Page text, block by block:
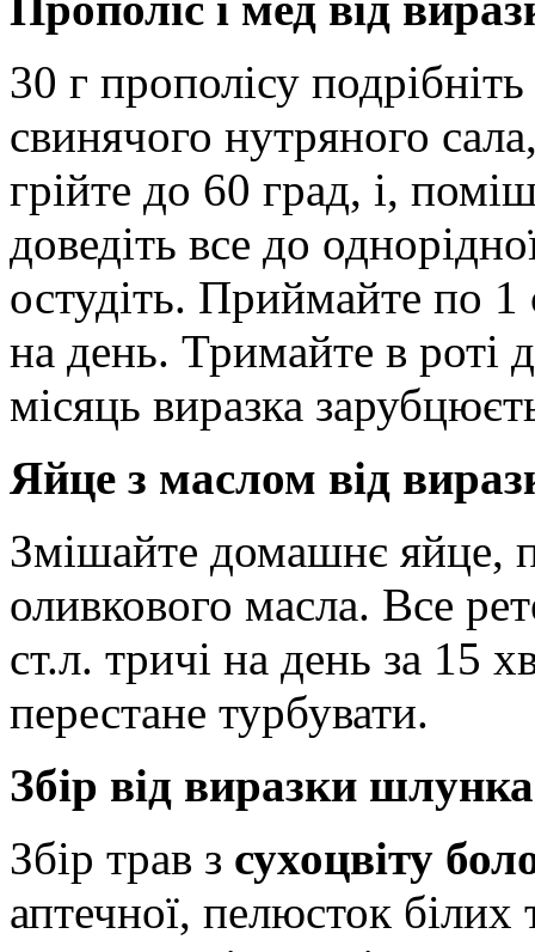
30 г прополісу
свинячого нутряного
грійте до 60 град, і,
доведіть все до
остудіть. Приймайте по 1
на день. Тримайте в роті
місяць виразка
Яйце з маслом від
Змішайте домашнє яйце,
оливкового масла. Все
ст.л. тричі на день за 15
перестане турбувати.
Збір від виразки
Збір трав з сухоцвіту
аптечної, пелюсток